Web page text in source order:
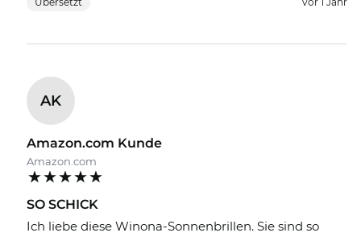
AK
Amazon.com Kunde
Amazon.com
SO SCHICK
Ich liebe diese Winona-Sonnenbrillen. Sie sind so